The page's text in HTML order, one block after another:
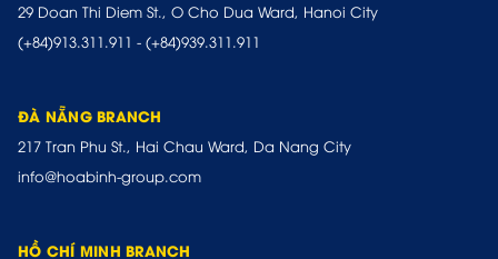
29 Doan Thi Diem St., O Cho Dua Ward, Hanoi City
(+84)913.311.911 - (+84)939.311.911
ĐÀ NẴNG BRANCH
217 Tran Phu St., Hai Chau Ward, Da Nang City
info@hoabinh-group.com
HỒ CHÍ MINH BRANCH